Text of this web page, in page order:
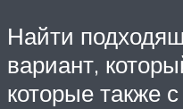
Найти
вариант,
которые также